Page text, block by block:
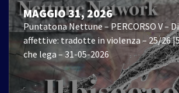
MAGGIO 31, 2026
Puntatona Nettune – PERCORSO V –
affettive: tradotte in violenza – 25/26
che lega – 31-05-2026